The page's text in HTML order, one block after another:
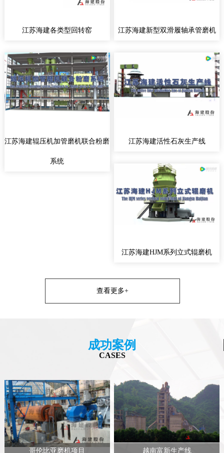
江苏海建各类型回转窑 江苏海建新型双滑履轴承管磨机
江苏海建辊压机加管磨机联合粉磨
系统
江苏海建活性石灰生产线
江苏海建HJM系列立式辊磨机
查看更多+
成功案例
CASES
哥伦比亚磨机项目 越南富新生产线